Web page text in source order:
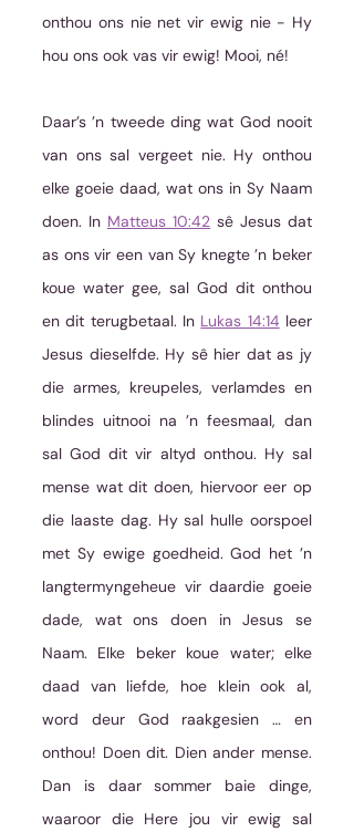
onthou ons nie net vir ewig nie - Hy
hou ons ook vas vir ewig! Mooi, né!
Daar’s ’n tweede ding wat God nooit
van ons sal vergeet nie. Hy onthou
elke goeie daad, wat ons in Sy Naam
doen. In Matteus 10:42 sê Jesus dat
as ons vir een van Sy knegte ’n beker
koue water gee, sal God dit onthou
en dit terugbetaal. In Lukas 14:14 leer
Jesus dieselfde. Hy sê hier dat as jy
die armes, kreupeles, verlamdes en
blindes uitnooi na ’n feesmaal, dan
sal God dit vir altyd onthou. Hy sal
mense wat dit doen, hiervoor eer op
die laaste dag. Hy sal hulle oorspoel
met Sy ewige goedheid. God het ’n
langtermyngeheue vir daardie goeie
dade, wat ons doen in Jesus se
Naam. Elke beker koue water; elke
daad van liefde, hoe klein ook al,
word deur God raakgesien … en
onthou! Doen dit. Dien ander mense.
Dan is daar sommer baie dinge,
waaroor die Here jou vir ewig sal